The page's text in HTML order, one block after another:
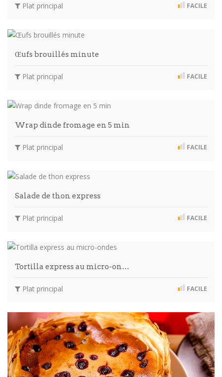
Plat principal FACILE
Œufs brouillés minute
Plat principal FACILE
Wrap dinde fromage en 5 min
Plat principal FACILE
Salade de thon express
Plat principal FACILE
Tortilla express au micro-on…
Plat principal FACILE